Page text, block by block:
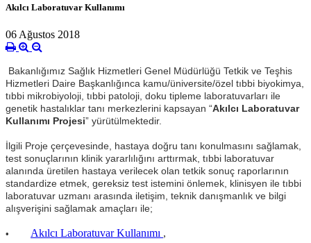
Akılcı Laboratuvar Kullanımı
06 Ağustos 2018
Bakanlığımız Sağlık Hizmetleri Genel Müdürlüğü Tetkik ve Teşhis
Hizmetleri Daire Başkanlığınca kamu/üniversite/özel tıbbi biyokimya,
tıbbi mikrobiyoloji, tıbbi patoloji, doku tipleme laboratuvarları ile
genetik hastalıklar tanı merkezlerini kapsayan “Akılcı Laboratuvar
Kullanımı Projesi” yürütülmektedir.
İlgili Proje çerçevesinde, hastaya doğru tanı konulmasını sağlamak,
test sonuçlarının klinik yararlılığını arttırmak, tıbbi laboratuvar
alanında üretilen hastaya verilecek olan tetkik sonuç raporlarının
standardize etmek, gereksiz test istemini önlemek, klinisyen ile tıbbi
laboratuvar uzmanı arasında iletişim, teknik danışmanlık ve bilgi
alışverişini sağlamak amaçları ile;
• Akılcı Laboratuvar Kullanımı ,